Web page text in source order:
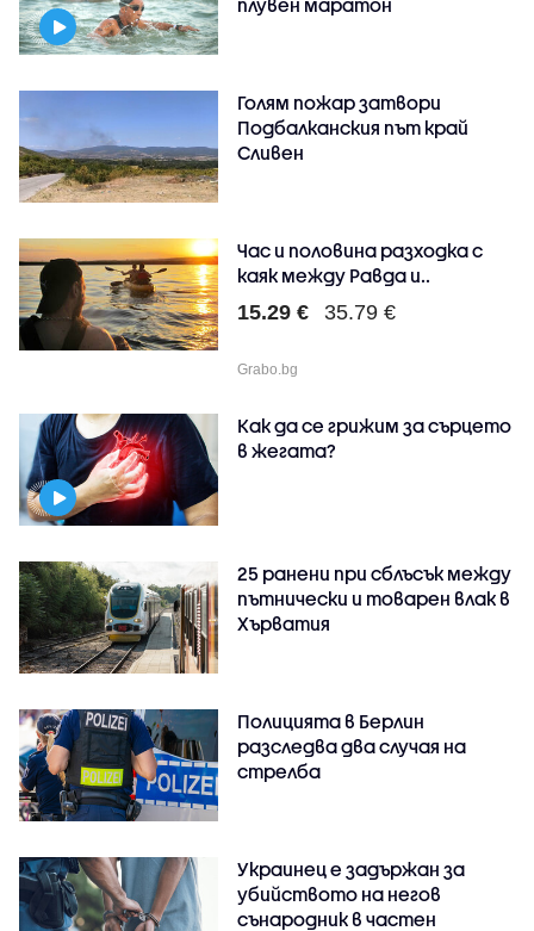
плувен маратон
Голям пожар затвори
Подбалканския път край
Сливен
Час и половина разходка с
каяк между Равда и..
15.29 € 35.79 €
Grabo.bg
Как да се грижим за сърцето
в жегата?
25 ранени при сблъсък между
пътнически и товарен влак в
Хърватия
Полицията в Берлин
разследва два случая на
стрелба
Украинец е задържан за
убийството на негов
сънародник в частен